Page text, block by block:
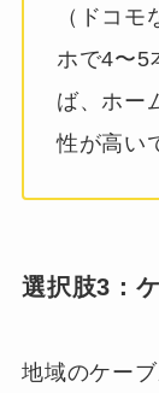
（ドコ
ホで4〜5
ば、ホー
性が高い
選択肢3：
地域のケー